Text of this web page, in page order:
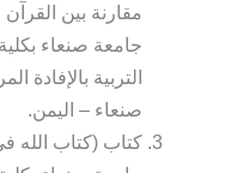
مقارنة بين
جامعة صنعاء
التربية بالإفادة
صنعاء – اليمن.
كتاب (كتاب الله